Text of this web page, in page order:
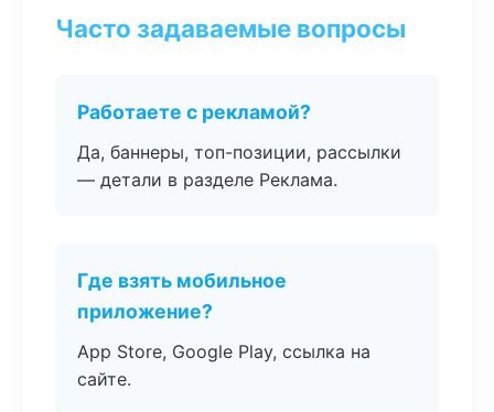
Часто задаваемые вопросы
Работаете с рекламой?
Да, баннеры, топ-позиции, рассылки
— детали в разделе Реклама.
Где взять мобильное
приложение?
App Store, Google Play, ссылка на
сайте.